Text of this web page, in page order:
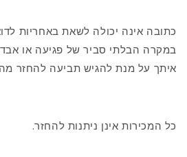
כתובה אינה יכולה לשאת באחריות
במקרה הבלתי סביר של פגיעה או
איתך על מנת להגיש תביעה להחזר
כל המכירות אינן ניתנות להחזר.